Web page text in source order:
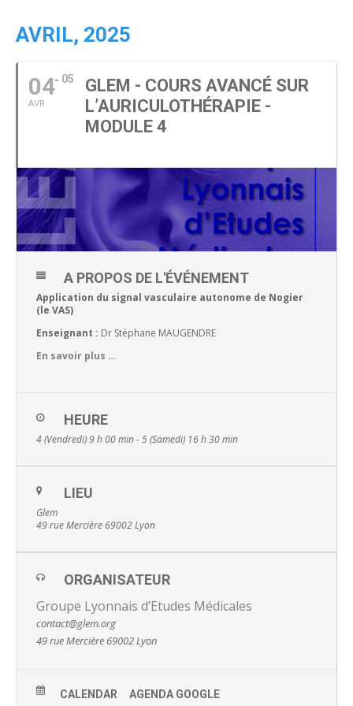
AVRIL, 2025
04
AVR
05
GLEM - COURS AVANCÉ SUR
L’AURICULOTHÉRAPIE -
MODULE 4
A PROPOS DE L'ÉVÉNEMENT
Application du signal vasculaire autonome de Nogier
(le VAS)
Enseignant : Dr Stéphane MAUGENDRE
En savoir plus …
HEURE
4 (Vendredi) 9 h 00 min - 5 (Samedi) 16 h 30 min
LIEU
Glem
49 rue Mercière 69002 Lyon
ORGANISATEUR
Groupe Lyonnais d’Etudes Médicales
contact@glem.org
49 rue Mercière 69002 Lyon
CALENDAR AGENDA GOOGLE